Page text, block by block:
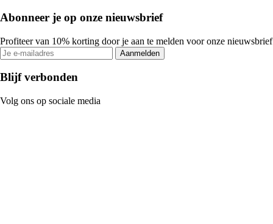
Abonneer je op onze nieuwsbrief
Profiteer van 10% korting door je aan te melden voor onze nieuwsbrief
Aanmelden
Blijf verbonden
Volg ons op sociale media